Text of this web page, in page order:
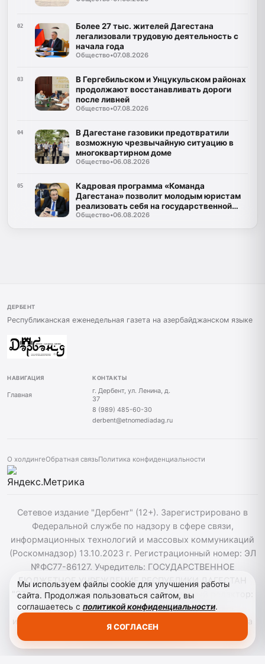
02
Более 27 тыс. жителей Дагестана
легализовали трудовую деятельность с
начала года
Общество•07.08.2026
03
В Гергебильском и Унцукульском районах
продолжают восстанавливать дороги
после ливней
Общество•07.08.2026
04
В Дагестане газовики предотвратили
возможную чрезвычайную ситуацию в
многоквартирном доме
Общество•06.08.2026
05
Кадровая программа «Команда
Дагестана» позволит молодым юристам
реализовать себя на государственной
службе
Общество•06.08.2026
ДЕРБЕНТ
Республиканская еженедельная газета на азербайджанском языке
НАВИГАЦИЯ
Главная
КОНТАКТЫ
г. Дербент, ул. Ленина, д.
37
8 (989) 485-60-30
derbent@etnomediadag.ru
О холдингеОбратная связьПолитика конфиденциальности
Сетевое издание "Дербент" (12+). Зарегистрировано в
Федеральной службе по надзору в сфере связи,
информационных технологий и массовых коммуникаций
(Роскомнадзор) 13.10.2023 г. Регистрационный номер: ЭЛ
№ФС77-86127. Учредитель: ГОСУДАРСТВЕННОЕ
БЮДЖЕТНОЕ УЧРЕЖДЕНИЕ РЕСПУБЛИКИ ДАГЕСТАН
"ЭТНОМЕДИАХОЛДИНГ "ДАГЕСТАН". Главный редактор:
Т.К. Алекперов, Телефон: 89894856030. При
использовании материалов сайта активная гиперссылка
Мы используем файлы cookie для улучшения работы
сайта. Продолжая пользоваться сайтом, вы
соглашаетесь с политикой конфиденциальности.
Я СОГЛАСЕН